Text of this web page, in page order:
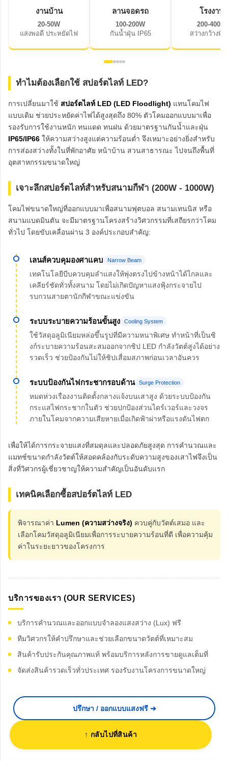
งานบ้าน
20-50W
แสงพอดี ประหยัดไฟ
ลานจอดรถ
100-200W
กันน้ำฝุ่น IP65
โรงงาน
200-400W
สว่างกว้างพิเ
ทำไมต้องเลือกใช้ สปอร์ตไลท์ LED?
การเปลี่ยนมาใช้ สปอร์ตไลท์ LED (LED Floodlight) แทนโคมไฟ
แบบเดิม ช่วยประหยัดค่าไฟได้สูงสุดถึง 80% ตัวโคมออกแบบมาเพื่อ
รองรับการใช้งานหนัก ทนแดด ทนฝน ด้วยมาตรฐานกันน้ำและฝุ่น
IP65/IP66 ให้ความสว่างสูงแต่ความร้อนต่ำ จึงเหมาะอย่างยิ่งสำหรับ
การส่องสว่างทั้งในที่พักอาศัย หน้าบ้าน สวนสาธารณะ ไปจนถึงพื้นที่
อุตสาหกรรมขนาดใหญ่
เจาะลึกสปอร์ตไลท์สำหรับสนามกีฬา (200W - 1000W)
โคมไฟขนาดใหญ่ที่ออกแบบมาเพื่อสนามฟุตบอล สนามเทนนิส หรือ
สนามแบดมินตัน จะมีมาตรฐานโครงสร้างวิศวกรรมที่เสถียรกว่าโคม
ทั่วไป โดยขับเคลื่อนผ่าน 3 องค์ประกอบสำคัญ:
เลนส์ควบคุมองศาแคบ Narrow Beam
เทคโนโลยีบีบควบคุมลำแสงให้พุ่งตรงไปข้างหน้าได้ไกลและ
เคลียร์ชัดทั่วทั้งสนาม โดยไม่เกิดปัญหาแสงฟุ้งกระจายไป
รบกวนสายตานักกีฬาขณะแข่งขัน
ระบบระบายความร้อนขั้นสูง Cooling System
ใช้วัสดุอลูมิเนียมหล่อขึ้นรูปที่มีความหนาพิเศษ ทำหน้าที่เป็นซิ
งก์ระบายความร้อนสะสมออกจากชิป LED กำลังวัตต์สูงได้อย่าง
รวดเร็ว ช่วยป้องกันไม่ให้ชิปเสื่อมสภาพก่อนเวลาอันควร
ระบบป้องกันไฟกระชากรอบด้าน Surge Protection
หมดห่วงเรื่องงานติดตั้งกลางแจ้งบนเสาสูง ด้วยระบบป้องกัน
กระแสไฟกระชากในตัว ช่วยปกป้องส่วนไดร์เวอร์และวงจร
ภายในโคมจากความเสียหายเมื่อเกิดฟ้าผ่าหรือแรงดันไฟตก
เพื่อให้ได้การกระจายแสงที่สมดุลและปลอดภัยสูงสุด การคำนวณและ
แมทช์ขนาดกำลังวัตต์ให้สอดคล้องกับระดับความสูงของเสาไฟจึงเป็น
สิ่งที่วิศวกรผู้เชี่ยวชาญให้ความสำคัญเป็นอันดับแรก
เทคนิคเลือกซื้อสปอร์ตไลท์ LED
พิจารณาค่า Lumen (ความสว่างจริง) ควบคู่กับวัตต์เสมอ และ
เลือกโคมวัสดุอลูมิเนียมเพื่อการระบายความร้อนที่ดี เพื่อความคุ้ม
ค่าในระยะยาวของโครงการ
บริการของเรา (OUR SERVICES)
บริการคำนวณและออกแบบจำลองแสงสว่าง (Lux) ฟรี
ทีมวิศวกรให้คำปรึกษาและช่วยเลือกขนาดวัตต์ที่เหมาะสม
สินค้ารับประกันคุณภาพแท้ พร้อมบริการหลังการขายดูแลเต็มที่
จัดส่งสินค้ารวดเร็วทั่วประเทศ รองรับงานโครงการขนาดใหญ่
ปรึกษา / ออกแบบแสงฟรี ➔
↑ กลับไปที่สินค้า